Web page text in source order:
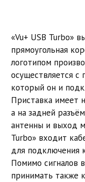
«Vu+ USB Turbo»
прямоугольная
логотипом
осуществляется
который он и
Приставка имеет
а на задней
антенны и выход
Turbo» входит
для подключения
Помимо сигналов
принимать также